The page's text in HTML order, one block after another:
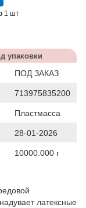
1 шт
упаковки
ПОД ЗАКАЗ
713975835200
Пластмасса
28-01-2026
10000.000 г
латексные